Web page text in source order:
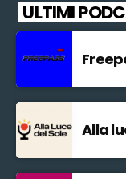
ULTIMI
Alla